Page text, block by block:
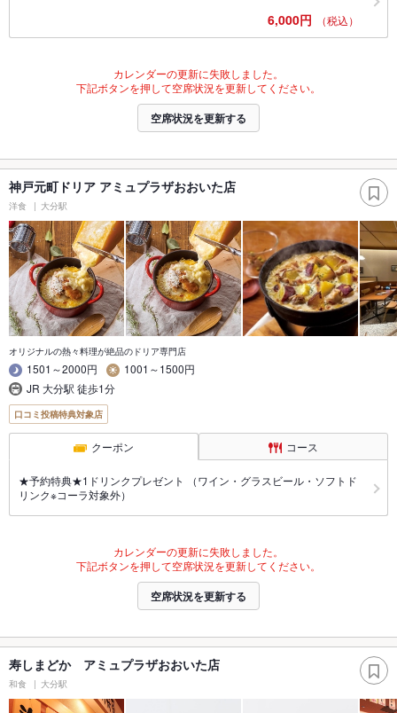
6,000円 （税込）
カレンダーの更新に失敗しました。
下記ボタンを押して空席状況を更新してください。
空席状況を更新する
神戸元町ドリア アミュプラザおおいた店
洋食 大分駅
オリジナルの熱々料理が絶品のドリア専門店
1501～2000円
1001～1500円
JR 大分駅 徒歩1分
口コミ投稿特典対象店
クーポン コース
★予約特典★1ドリンクプレゼント （ワイン・グラスビール・ソフトド
リンク※コーラ対象外）
カレンダーの更新に失敗しました。
下記ボタンを押して空席状況を更新してください。
空席状況を更新する
寿しまどか アミュプラザおおいた店
和食 大分駅